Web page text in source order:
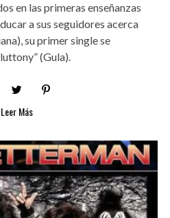
en las primeras enseñanzas
a sus seguidores acerca
su primer single se
(Gula).
Leer Más